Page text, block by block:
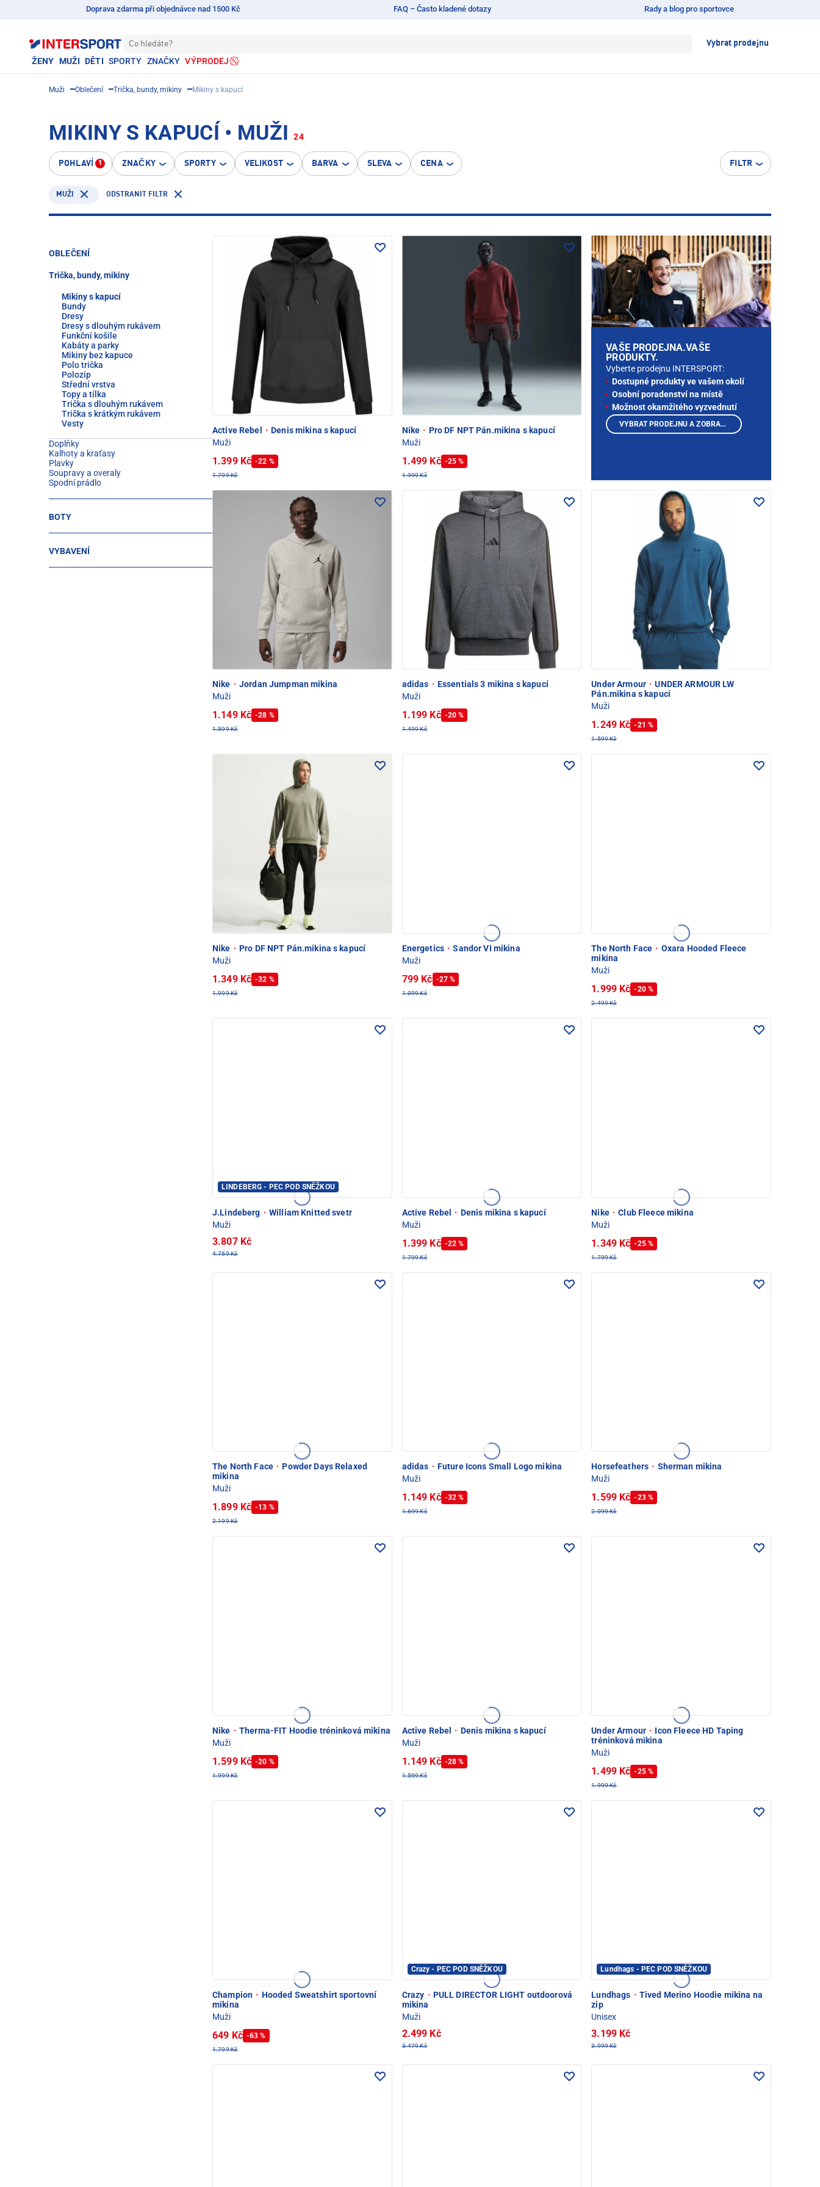
Doprava zdarma při objednávce nad 1500 Kč FAQ – Často kladené dotazy Rady a blog pro sportovce
Co hledáte? Vybrat prodejnu
ŽENY MUŽI DĚTI SPORTY ZNAČKY VÝPRODEJ
Muži Oblečení Trička, bundy, mikiny Mikiny s kapucí
MIKINY S KAPUCÍ • MUŽI 24
POHLAVÍ 1 ZNAČKY SPORTY VELIKOST BARVA SLEVA CENA FILTR
MUŽI ODSTRANIT FILTR
OBLEČENÍ
Trička, bundy, mikiny
Mikiny s kapucí
Bundy
Dresy
Dresy s dlouhým rukávem
Funkční košile
Kabáty a parky
Mikiny bez kapuce
Polo trička
Polozip
Střední vrstva
Topy a tílka
Trička s dlouhým rukávem
Trička s krátkým rukávem
Vesty
Doplňky
Kalhoty a kraťasy
Plavky
Soupravy a overaly
Spodní prádlo
BOTY
VYBAVENÍ
Active Rebel · Denis mikina s kapucí
Muži
1.399 Kč -22 %
1.799 Kč
Nike · Pro DF NPT Pán.mikina s kapucí
Muži
1.499 Kč -25 %
1.999 Kč
Nike · Jordan Jumpman mikina
Muži
1.149 Kč -28 %
1.599 Kč
adidas · Essentials 3 mikina s kapucí
Muži
1.199 Kč -20 %
1.499 Kč
Under Armour · UNDER ARMOUR LW
Pán.mikina s kapucí
Muži
1.249 Kč -21 %
1.599 Kč
Nike · Pro DF NPT Pán.mikina s kapucí
Muži
1.349 Kč -32 %
1.999 Kč
Energetics · Sandor VI mikina
Muži
799 Kč -27 %
1.099 Kč
The North Face · Oxara Hooded Fleece
mikina
Muži
1.999 Kč -20 %
2.499 Kč
LINDEBERG - PEC POD SNĚŽKOU
J.Lindeberg · William Knitted svetr
Muži
3.807 Kč
4.759 Kč
Active Rebel · Denis mikina s kapucí
Muži
1.399 Kč -22 %
1.799 Kč
Nike · Club Fleece mikina
Muži
1.349 Kč -25 %
1.799 Kč
The North Face · Powder Days Relaxed
mikina
Muži
1.899 Kč -13 %
2.199 Kč
adidas · Future Icons Small Logo mikina
Muži
1.149 Kč -32 %
1.699 Kč
Horsefeathers · Sherman mikina
Muži
1.599 Kč -23 %
2.099 Kč
Nike · Therma-FIT Hoodie tréninková mikina
Muži
1.599 Kč -20 %
1.999 Kč
Active Rebel · Denis mikina s kapucí
Muži
1.149 Kč -28 %
1.599 Kč
Under Armour · Icon Fleece HD Taping
tréninková mikina
Muži
1.499 Kč -25 %
1.999 Kč
Champion · Hooded Sweatshirt sportovní
mikina
Muži
649 Kč -63 %
1.799 Kč
Crazy - PEC POD SNĚŽKOU
Crazy · PULL DIRECTOR LIGHT outdoorová
mikina
Muži
2.499 Kč
3.479 Kč
Lundhags - PEC POD SNĚŽKOU
Lundhags · Tived Merino Hoodie mikina na
zip
Unisex
3.199 Kč
3.999 Kč
VAŠE PRODEJNA.VAŠE
PRODUKTY.
Vyberte prodejnu INTERSPORT:
Dostupné produkty ve vašem okolí
Osobní poradenství na místě
Možnost okamžitého vyzvednutí
VYBRAT PRODEJNU A ZOBRAZIT PRODUKTY